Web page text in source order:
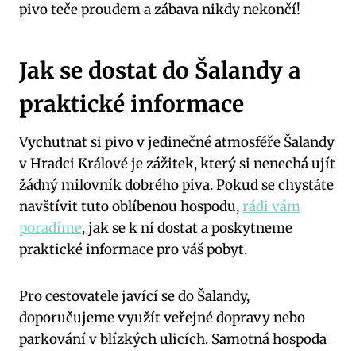
pivo teče proudem a zábava nikdy nekončí!
Jak se dostat do Šalandy a
praktické informace
Vychutnat si pivo v jedinečné atmosféře Šalandy
v Hradci Králové je zážitek, který si nenechá ujít
žádný milovník dobrého piva. Pokud se chystáte
navštívit tuto oblíbenou hospodu,rádi vám
poradíme, jak se k ní dostat a poskytneme
praktické informace pro váš pobyt.
Pro cestovatele javící se do Šalandy,
doporučujeme využít veřejné dopravy nebo
parkování v blízkých ulicích. Samotná hospoda